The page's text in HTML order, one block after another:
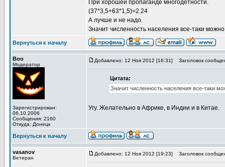
При хорошей пропаганде многодетности.
(37*3,5+63*1,5)=2.24
А лучше и не надо.
Значит численность населения все-таки
Вернуться к началу
Boo
Модератор
Зарегистрирован:
06.10.2006
Сообщения: 2160
Откуда: Донецк
Добавлено: 12 Ноя 2012 [16:31] Заголовок
Цитата:
Значит численность населения все-таки
Угу. Желательно в Африке, в Индии и в Китае.
Вернуться к началу
vasanov
Ветеран
Добавлено: 12 Ноя 2012 [19:23] Заголовок